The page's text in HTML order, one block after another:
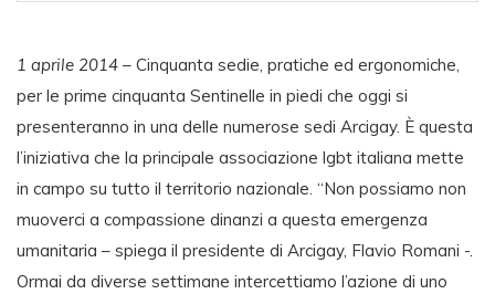
1 aprile 2014 – Cinquanta sedie, pratiche ed ergonomiche,
per le prime cinquanta Sentinelle in piedi che oggi si
presenteranno in una delle numerose sedi Arcigay. È questa
l’iniziativa che la principale associazione lgbt italiana mette
in campo su tutto il territorio nazionale. “Non possiamo non
muoverci a compassione dinanzi a questa emergenza
umanitaria – spiega il presidente di Arcigay, Flavio Romani -.
Ormai da diverse settimane intercettiamo l’azione di uno